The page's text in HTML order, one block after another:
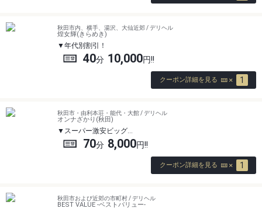
秋田市内、横手、湯沢、大仙近郊 / デリヘル
煌女輝(きらめき)
年代別割引！
40 10,000
クーポン詳細を見る 1
秋田市・由利本荘・能代・大館 / デリヘル
オンナざかり(秋田)
スーパー激安ビッグ…
70 8,000
クーポン詳細を見る 1
秋田市および近郊の市町村 / デリヘル
BEST VALUE -ベストバリュー-